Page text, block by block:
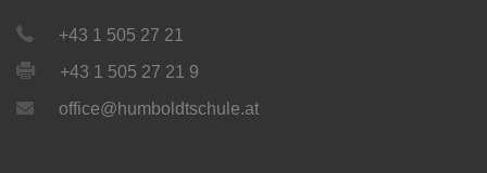
+43 1 505 27 21
+43 1 505 27 21 9
office@humboldtschule.at